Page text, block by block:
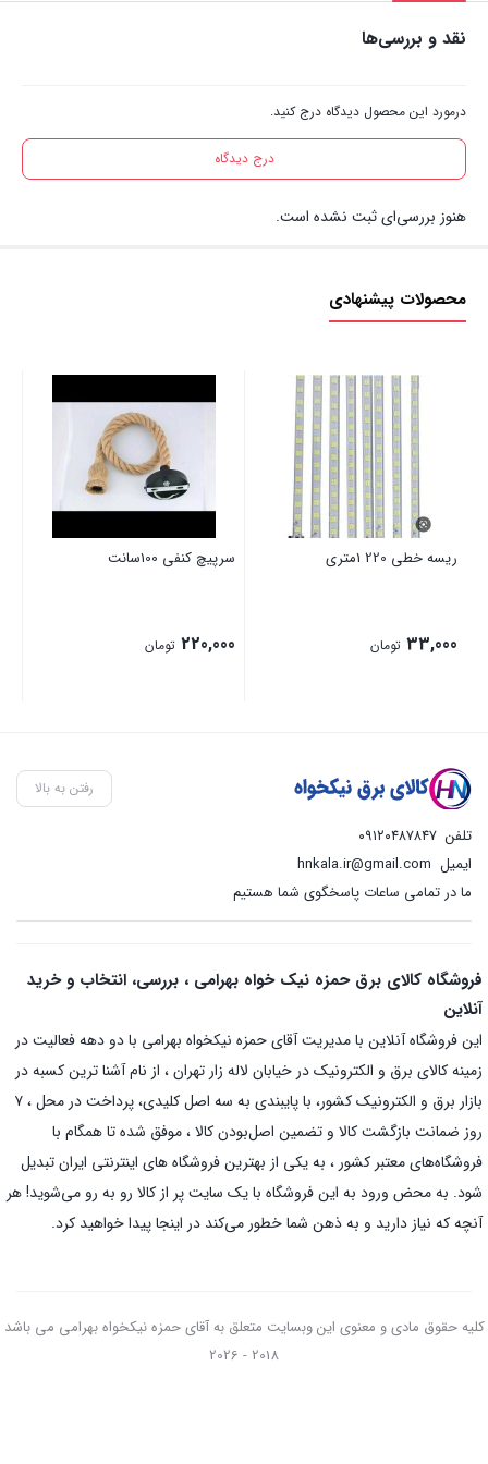
نقد و بررسی‌ها
درمورد این محصول دیدگاه درج کنید.
درج دیدگاه
هنوز بررسی‌ای ثبت نشده است.
محصولات پیشنهادی
ریسه خطی 220 1متری
33,000 تومان
سرپیچ کنفی 100سانت
220,000 تومان
رفتن به بالا
تلفن ۰۹۱۲۰۴۸۷۸۴۷
ایمیل hnkala.ir@gmail.com
ما در تمامی ساعات پاسخگوی شما هستیم
فروشگاه کالای برق حمزه نیک خواه بهرامی ، بررسی، انتخاب و خرید
آنلاین
این فروشگاه آنلاین با مدیریت آقای حمزه نیکخواه بهرامی با دو دهه فعالیت در
زمینه کالای برق و الکترونیک در خیابان لاله زار تهران ، از نام آشنا ترین کسبه در
بازار برق و الکترونیک کشور، با پایبندی به سه اصل کلیدی، پرداخت در محل ، ۷
روز ضمانت بازگشت کالا و تضمین اصل‌بودن کالا ، موفق شده تا همگام با
فروشگاه‌های معتبر کشور ، به یکی از بهترین فروشگاه های اینترنتی ایران تبدیل
شود. به محض ورود به این فروشگاه با یک سایت پر از کالا رو به رو می‌شوید! هر
آنچه که نیاز دارید و به ذهن شما خطور می‌کند در اینجا پیدا خواهید کرد.
کلیه حقوق مادی و معنوی این وبسایت متعلق به آقای حمزه نیکخواه بهرامی می باشد
2018 - 2026